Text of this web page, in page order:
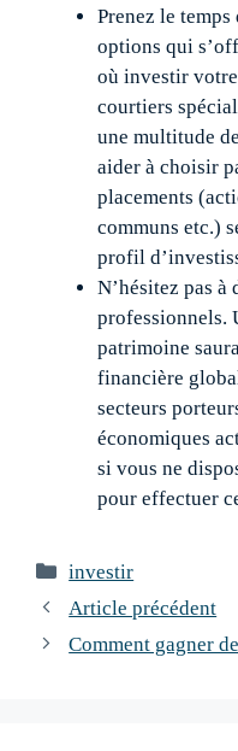
Prenez le
options qui
où investir
courtiers
une multitude
aider à choisir
placements
communs etc.)
profil
N’hésitez pas à
professionnels.
patrimoine
financière
secteurs
économiques
si vous ne
pour effectuer
Catégories
investir
Navigation
des
Article précédent
Comment gagner